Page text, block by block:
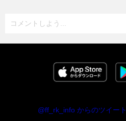
コメントしよう...
@ff_rk_info からのツイート